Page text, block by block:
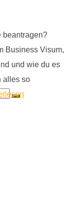
beantragen?
Business Visum,
und wie du es
alles so